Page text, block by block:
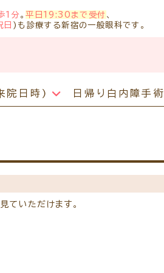
1分。平日19:30まで受付 、
日 )も診療する新宿の一般眼科です。
当医予定表
院へお越しになる方へのお願い
察の流れ
診票ダウンロード
ライアイ
院日時) 日帰り白内障手術
内障の症状チェック
ていただけます。